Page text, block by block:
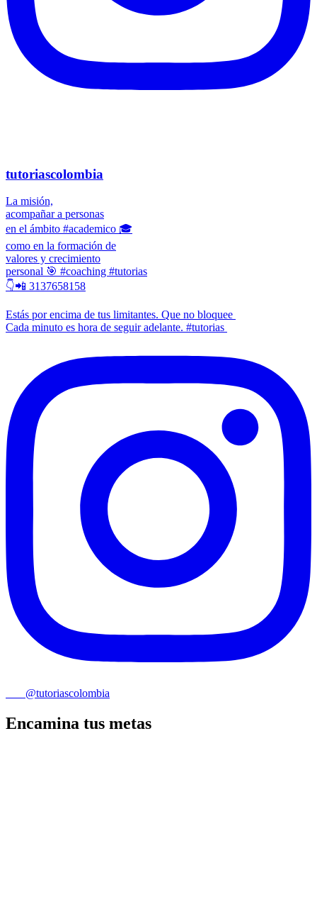
tutoriascolombia
La misión,
acompañar a personas
en el ámbito #academico 🎓
como en la formación de
valores y crecimiento
personal 🎯 #coaching #tutorias
👇📲 3137658158
Estás por encima de tus limitantes. Que no bloquee
Cada minuto es hora de seguir adelante. #tutorias
@tutoriascolombia
Encamina tus metas